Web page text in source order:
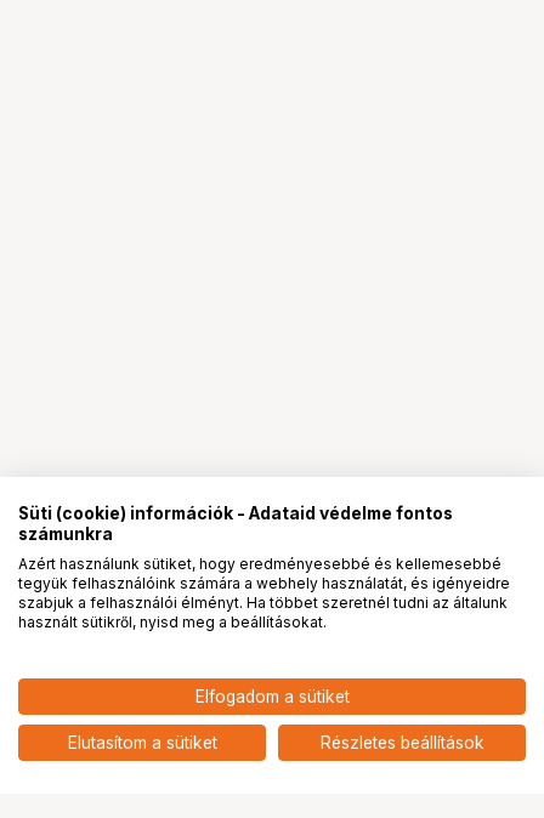
Insta360 X4 Air USB fedél
add
PROpartnerségek
Süti (cookie) információk - Adataid védelme fontos
számunkra
Azért használunk sütiket, hogy eredményesebbé és kellemesebbé
tegyük felhasználóink számára a webhely használatát, és igényeidre
szabjuk a felhasználói élményt. Ha többet szeretnél tudni az általunk
használt sütikről, nyisd meg a beállításokat.
Elfogadom a sütiket
Elutasítom a sütiket Részletes beállítások